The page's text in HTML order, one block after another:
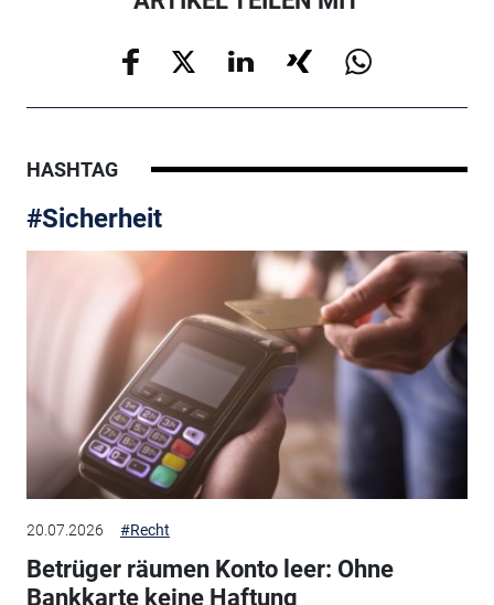
HASHTAG
#Sicherheit
20.07.2026 #Recht
Betrüger räumen Konto leer: Ohne
Bankkarte keine Haftung